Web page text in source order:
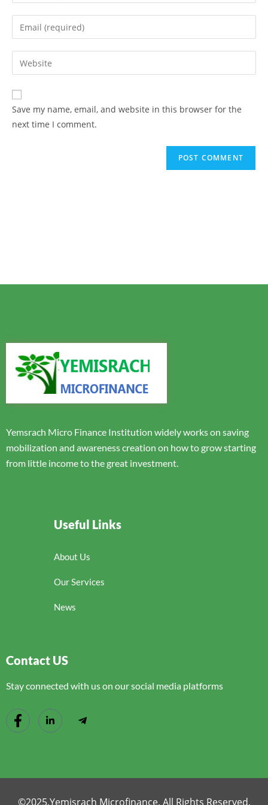
Save my name, email, and website in this browser for the
next time I comment.
Yemsrach Micro Finance Institution widely works on saving
mobilization and awareness creation on how to grow starting
from little income to the great investment.
Useful Links
About Us
Our Services
News
Contact US
Stay connected with us on our social media platforms
©2025.Yemisrach Microfinance. All Rights Reserved.